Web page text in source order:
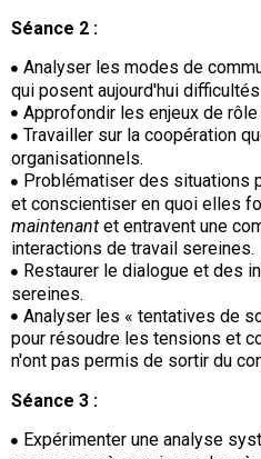
Séance 2 :
Analyser les modes de
qui posent aujourd'hui
Approfondir les enjeux de rôle
Travailler sur la coopération
organisationnels.
Problématiser des situations
et conscientiser en quoi elles
maintenant et entravent une
interactions de travail sereines.
Restaurer le dialogue et des
sereines.
Analyser les « tentatives de
pour résoudre les tensions et
n'ont pas permis de sortir du
Séance 3 :
Expérimenter une analyse